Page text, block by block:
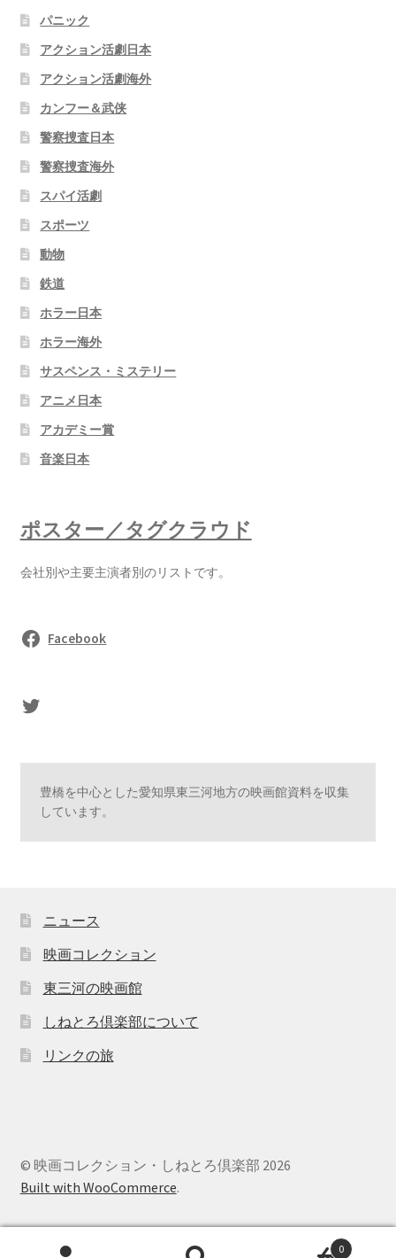
パニック
アクション活劇日本
アクション活劇海外
カンフー＆武侠
警察捜査日本
警察捜査海外
スパイ活劇
スポーツ
動物
鉄道
ホラー日本
ホラー海外
サスペンス・ミステリー
アニメ日本
アカデミー賞
音楽日本
ポスター／タグクラウド
会社別や主要主演者別のリストです。
Facebook
sasaki's Twitter
豊橋を中心とした愛知県東三河地方の映画館資料を収集
しています。
ニュース
映画コレクション
東三河の映画館
しねとろ倶楽部について
リンクの旅
© 映画コレクション・しねとろ倶楽部 2026
Built with WooCommerce.
0